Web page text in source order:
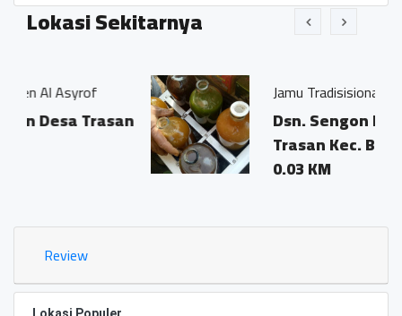
Lokasi Sekitarnya
Jamu Tradisisional Madun
Dsn. Sengon RT04/03 Ds.
Trasan Kec. Bandongan
0.03 KM
Review
Lokasi Populer